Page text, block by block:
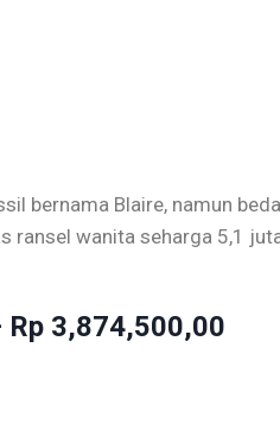
bernama Blaire, namun
ransel wanita seharga 5,1
Rp 3,874,500,00